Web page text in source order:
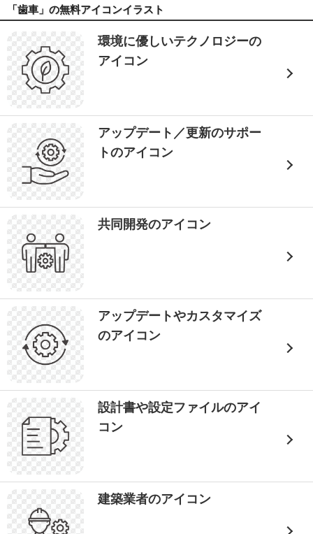
「歯車」の無料アイコンイラスト
環境に優しいテクノロジーの
アイコン
アップデート／更新のサポー
トのアイコン
共同開発のアイコン
アップデートやカスタマイズ
のアイコン
設計書や設定ファイルのアイ
コン
建築業者のアイコン